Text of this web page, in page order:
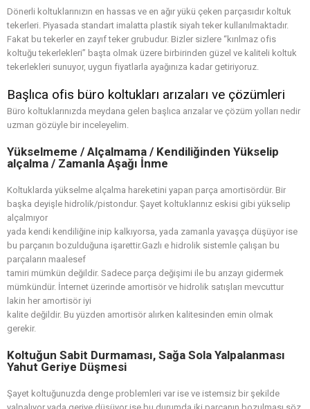
Dönerli koltuklarınızın en hassas ve en ağır yükü çeken parçasıdır koltuk
tekerleri. Piyasada standart imalatta plastik siyah teker kullanılmaktadır.
Fakat bu tekerler en zayıf teker grubudur. Bizler sizlere “kırılmaz ofis
koltuğu tekerlekleri” başta olmak üzere birbirinden güzel ve kaliteli koltuk
tekerlekleri sunuyor, uygun fiyatlarla ayağınıza kadar getiriyoruz.
Başlıca ofis büro koltukları arızaları ve çözümleri
Büro koltuklarınızda meydana gelen başlıca arızalar ve çözüm yolları nedir
uzman gözüyle bir inceleyelim.
Yükselmeme / Alçalmama / Kendiliğinden Yükselip
alçalma / Zamanla Aşağı İnme
Koltuklarda yükselme alçalma hareketini yapan parça amortisördür. Bir
başka deyişle hidrolik/pistondur. Şayet koltuklarınız eskisi gibi yükselip
alçalmıyor
yada kendi kendiliğine inip kalkıyorsa, yada zamanla yavaşça düşüyor ise
bu parçanın bozulduğuna işarettir.Gazlı e hidrolik sistemle çalışan bu
parçaların maalesef
tamiri mümkün değildir. Sadece parça değişimi ile bu arızayı gidermek
mümkündür. İnternet üzerinde amortisör ve hidrolik satışları mevcuttur
lakin her amortisör iyi
kalite değildir. Bu yüzden amortisör alırken kalitesinden emin olmak
gerekir.
Koltuğun Sabit Durmaması, Sağa Sola Yalpalanması
Yahut Geriye Düşmesi
Şayet koltuğunuzda denge problemleri var ise ve istemsiz bir şekilde